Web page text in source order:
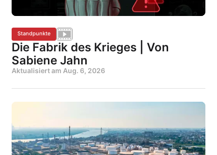
Standpunkte
Die Fabrik des Krieges | Von
Sabiene Jahn
Aktualisiert am Aug. 6, 2026